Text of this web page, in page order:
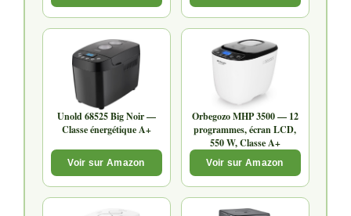
Unold 68525 Big Noir —
Classe énergétique A+
Voir sur Amazon
Orbegozo MHP 3500 — 12
programmes, écran LCD,
550 W, Classe A+
Voir sur Amazon